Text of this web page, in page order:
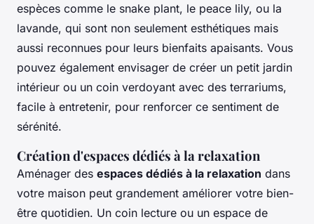
espèces comme le snake plant, le peace lily, ou la
lavande, qui sont non seulement esthétiques mais
aussi reconnues pour leurs bienfaits apaisants. Vous
pouvez également envisager de créer un petit jardin
intérieur ou un coin verdoyant avec des terrariums,
facile à entretenir, pour renforcer ce sentiment de
sérénité.
Création d'espaces dédiés à la relaxation
Aménager des espaces dédiés à la relaxation dans
votre maison peut grandement améliorer votre bien-
être quotidien. Un coin lecture ou un espace de